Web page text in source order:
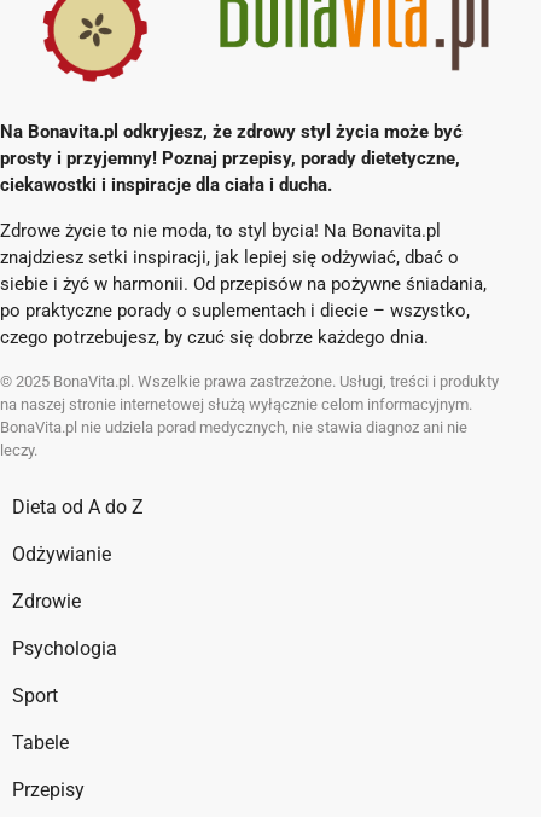
Na Bonavita.pl odkryjesz, że zdrowy styl życia może być
prosty i przyjemny! Poznaj przepisy, porady dietetyczne,
ciekawostki i inspiracje dla ciała i ducha.
Zdrowe życie to nie moda, to styl bycia! Na Bonavita.pl
znajdziesz setki inspiracji, jak lepiej się odżywiać, dbać o
siebie i żyć w harmonii. Od przepisów na pożywne śniadania,
po praktyczne porady o suplementach i diecie – wszystko,
czego potrzebujesz, by czuć się dobrze każdego dnia.
© 2025 BonaVita.pl. Wszelkie prawa zastrzeżone. Usługi, treści i produkty
na naszej stronie internetowej służą wyłącznie celom informacyjnym.
BonaVita.pl nie udziela porad medycznych, nie stawia diagnoz ani nie
leczy.
Dieta od A do Z
Odżywianie
Zdrowie
Psychologia
Sport
Tabele
Przepisy